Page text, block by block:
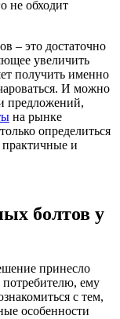
не обходит
– это достаточно
увеличить
получить именно
И можно
предложений,
на рынке
определиться
практичные и
болтов у
принесло
потребителю, ему
с тем,
особенности